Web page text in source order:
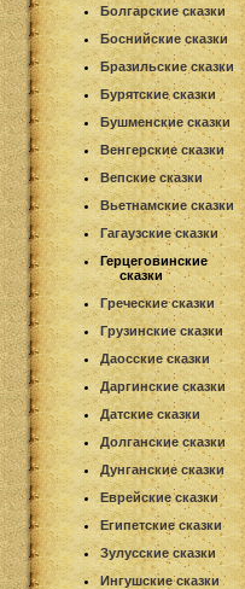
Болгарские сказки
Боснийские сказки
Бразильские сказки
Бурятские сказки
Бушменские сказки
Венгерские сказки
Вепские сказки
Вьетнамские сказки
Гагаузские сказки
Герцеговинские
сказки
Греческие сказки
Грузинские сказки
Даосские сказки
Даргинские сказки
Датские сказки
Долганские сказки
Дунганские сказки
Еврейские сказки
Египетские сказки
Зулусские сказки
Ингушские сказки